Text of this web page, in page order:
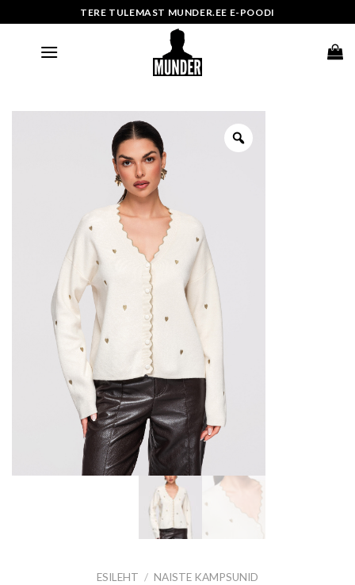
to
TERE TULEMAST MUNDER.EE E-POODI
ESILEHT / NAISTE KAMPSUNID